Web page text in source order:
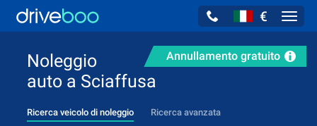
€
Annullamento gratuito
Noleggio
auto a Sciaffusa
Ricerca veicolo di noleggio Ricerca avanzata